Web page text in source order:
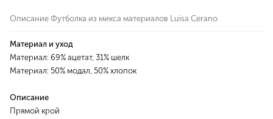
Описание Футболка из микса материалов Luisa Cerano
Материал и уход
Материал: 69% ацетат, 31% шелк
Материал: 50% модал, 50% хлопок
Описание
Прямой крой